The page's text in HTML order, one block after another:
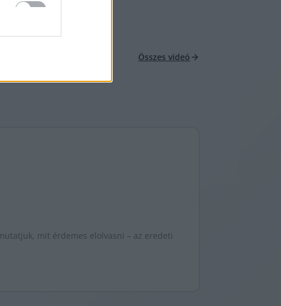
Összes videó
mit érdemes elolvasni – az eredeti